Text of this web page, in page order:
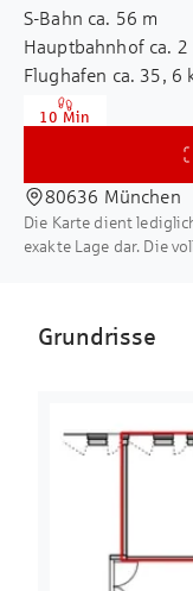
für
S-Bahn ca. 56 m
Hauptbahnhof ca. 2
Flughafen ca. 35, 6
Autobahn ca. 7,1 km
10 Min
80636 München
Die Karte dient
exakte Lage dar. Die
Grundrisse